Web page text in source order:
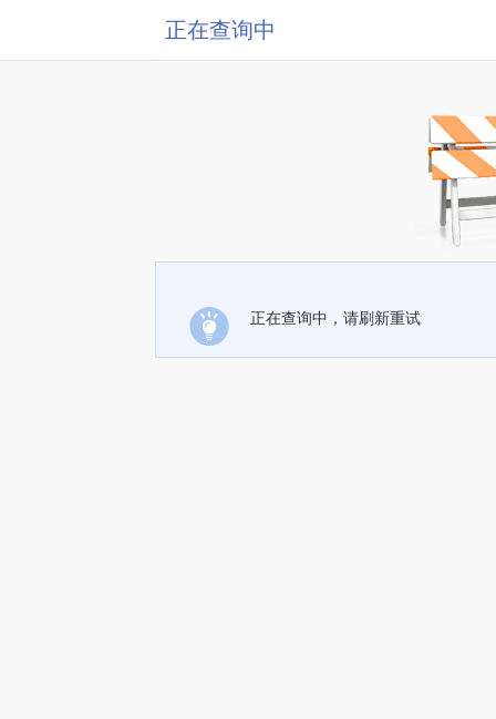
正在查询中
正在查询中，请刷新重试